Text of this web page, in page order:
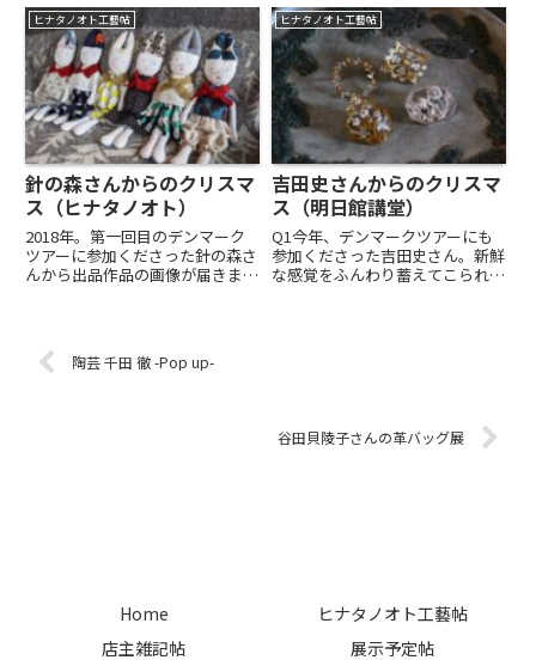
週末、2／8（土）よりはじまり
ます。《初日ご予約のご案内》
11:00〜11:45 / 12:00〜12:45は、
ご...
ルムと丁寧な縫製が魅力の作品
群。6月のポップアップとして、
ヒナタノオトに出品いただけるこ
とになりました。そして、札幌か
ら...
ヒナタノオト工藝帖
針の森さんからのクリスマ
ス（ヒナタノオト）
2018年。第一回目のデンマーク
ツアーに参加くださった針の森さ
んから出品作品の画像が届きまし
と響きあうものを感じていまし
た。このツアーで出会ったトー
ヒナタノオト工藝帖
吉田史さんからのクリスマ
ス（明日館講堂）
Q1今年、デンマークツアーにも
参加くださった吉田史さん。新鮮
な感覚をふんわり蓄えてこられた
陶芸 千田 徹 -Pop up-
谷田貝陵子さんの革バッグ展
Home
ヒナタノオト工藝帖
店主雑記帖
展示予定帖